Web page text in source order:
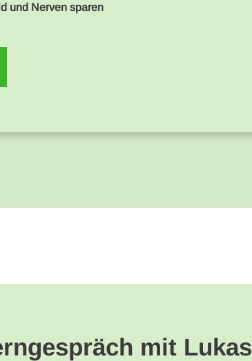
und Nerven sparen
mit Lukas